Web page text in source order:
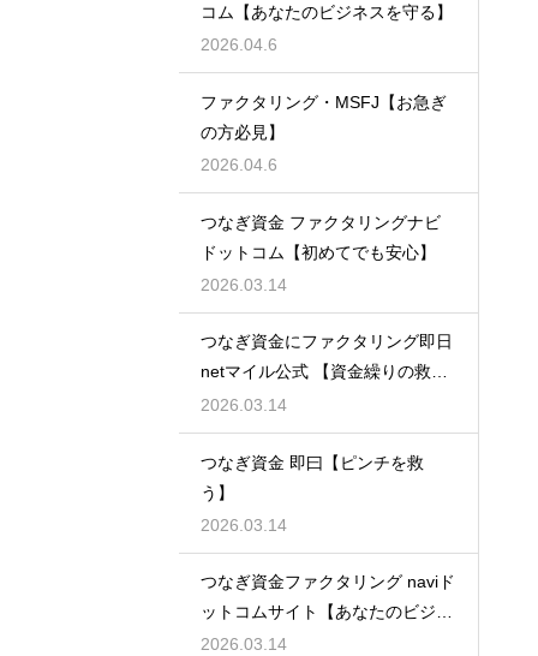
コム【あなたのビジネスを守る】
2026.04.6
ファクタリング・MSFJ【お急ぎ
の方必見】
2026.04.6
つなぎ資金 ファクタリングナビ
ドットコム【初めてでも安心】
2026.03.14
つなぎ資金にファクタリング即日
netマイル公式 【資金繰りの救世
主】
2026.03.14
つなぎ資金 即曰【ピンチを救
う】
2026.03.14
つなぎ資金ファクタリング naviド
ットコムサイト【あなたのビジネ
スを守る】
2026.03.14